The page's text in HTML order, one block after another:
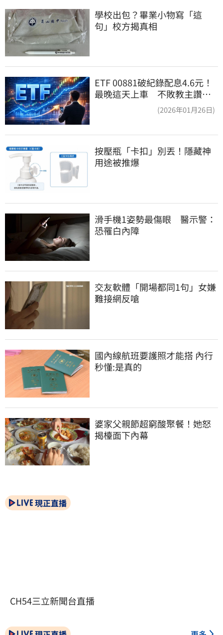
學校出包？畢業小物寫「這
句」校方揭真相
ETF 00881破紀錄配息4.6元！
最晚這天上車 不敗教主讚：
(2026年01月26日)
按壓瓶「卡扣」別丟！隱藏神
用途被推爆
滑手機1姿勢最傷眼　醫示警：
恐罹白內障
交友軟體「開場都同1句」女嫌
難接網反嗆
國內線航班要護照才能搭 內行
秒懂:是真的
婆家父親節超窮酸聚餐！她怒
揭檯面下內幕
現正直播
CH54三立新聞台直播